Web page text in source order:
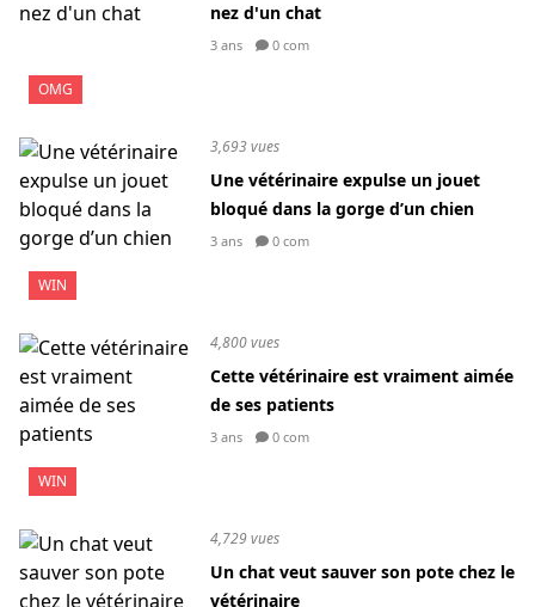
OMG
nez d'un chat
3 ans 0 com
WIN
3,693 vues
Une vétérinaire expulse un jouet
bloqué dans la gorge d’un chien
3 ans 0 com
WIN
4,800 vues
Cette vétérinaire est vraiment aimée
de ses patients
3 ans 0 com
4,729 vues
Un chat veut sauver son pote chez le
vétérinaire